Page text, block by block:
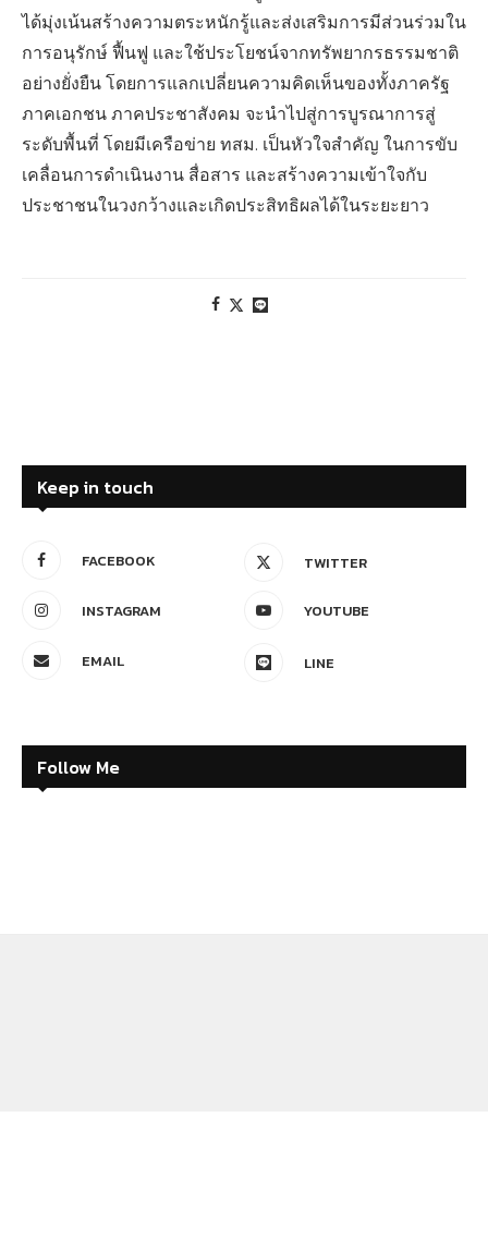
ได้มุ่งเน้นสร้างความตระหนักรู้และส่งเสริมการมีส่วนร่วมใน
การอนุรักษ์ ฟื้นฟู และใช้ประโยชน์จากทรัพยากรธรรมชาติ
อย่างยั่งยืน โดยการแลกเปลี่ยนความคิดเห็นของทั้งภาครัฐ
ภาคเอกชน ภาคประชาสังคม จะนำไปสู่การบูรณาการสู่
ระดับพื้นที่ โดยมีเครือข่าย ทสม. เป็นหัวใจสำคัญ ในการขับ
เคลื่อนการดำเนินงาน สื่อสาร และสร้างความเข้าใจกับ
ประชาชนในวงกว้างและเกิดประสิทธิผลได้ในระยะยาว
Keep in touch
FACEBOOK TWITTER
INSTAGRAM YOUTUBE
EMAIL LINE
Follow Me